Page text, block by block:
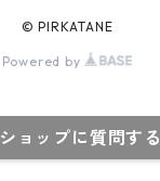
© PIRKATANE
Powered by
ショップに質問する